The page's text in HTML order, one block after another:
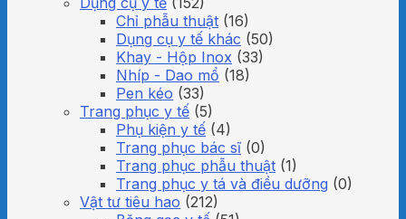
Chỉ phẫu thuật (16)
Dụng cụ y tế khác (50)
Khay - Hộp Inox (33)
Nhíp - Dao mổ (18)
Pen kéo (33)
Trang phục y tế (5)
Phụ kiện y tế (4)
Trang phục bác sĩ (0)
Trang phục phẫu thuật (1)
Trang phục y tá và điều dưỡng (0)
Vật tư tiêu hao (212)